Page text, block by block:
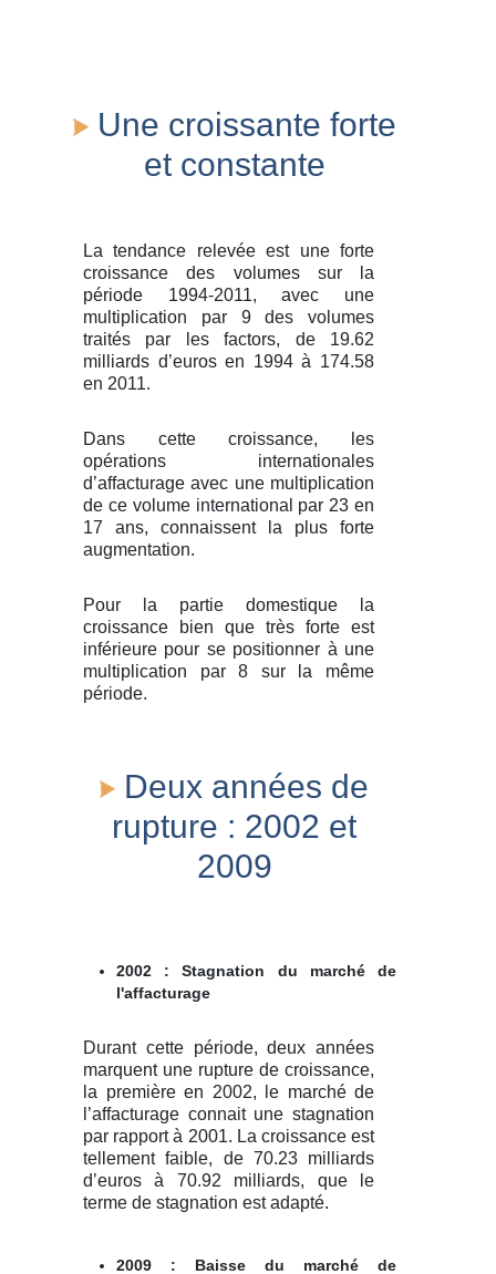
Une croissante forte
et constante
La tendance relevée est une forte
croissance des volumes sur la
période 1994-2011, avec une
multiplication par 9 des volumes
traités par les factors, de 19.62
milliards d’euros en 1994 à 174.58
en 2011.
Dans cette croissance, les
opérations internationales
d’affacturage avec une multiplication
de ce volume international par 23 en
17 ans, connaissent la plus forte
augmentation.
Pour la partie domestique la
croissance bien que très forte est
inférieure pour se positionner à une
multiplication par 8 sur la même
période.
Deux années de
rupture : 2002 et
2009
2002 : Stagnation du marché de
l'affacturage
Durant cette période, deux années
marquent une rupture de croissance,
la première en 2002, le marché de
l’affacturage connait une stagnation
par rapport à 2001. La croissance est
tellement faible, de 70.23 milliards
d’euros à 70.92 milliards, que le
terme de stagnation est adapté.
2009 : Baisse du marché de